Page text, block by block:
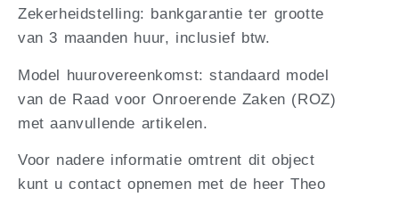
Zekerheidstelling: bankgarantie ter grootte
van 3 maanden huur, inclusief btw.
Model huurovereenkomst: standaard model
van de Raad voor Onroerende Zaken (ROZ)
met aanvullende artikelen.
Voor nadere informatie omtrent dit object
kunt u contact opnemen met de heer Theo